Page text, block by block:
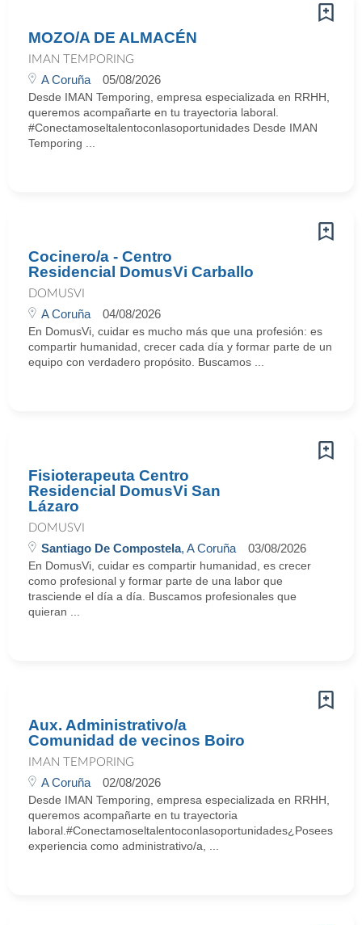
MOZO/A DE ALMACÉN
IMAN TEMPORING
A Coruña 05/08/2026
Desde IMAN Temporing, empresa especializada en RRHH,
queremos acompañarte en tu trayectoria laboral.
#Conectamoseltalentoconlasoportunidades Desde IMAN
Temporing ...
Cocinero/a - Centro
Residencial DomusVi Carballo
DOMUSVI
A Coruña 04/08/2026
En DomusVi, cuidar es mucho más que una profesión: es
compartir humanidad, crecer cada día y formar parte de un
equipo con verdadero propósito. Buscamos ...
Fisioterapeuta Centro
Residencial DomusVi San
Lázaro
DOMUSVI
Santiago De Compostela, A Coruña 03/08/2026
En DomusVi, cuidar es compartir humanidad, es crecer
como profesional y formar parte de una labor que
trasciende el día a día. Buscamos profesionales que
quieran ...
Aux. Administrativo/a
Comunidad de vecinos Boiro
IMAN TEMPORING
A Coruña 02/08/2026
Desde IMAN Temporing, empresa especializada en RRHH,
queremos acompañarte en tu trayectoria
laboral.#Conectamoseltalentoconlasoportunidades¿Posees
experiencia como administrativo/a, ...